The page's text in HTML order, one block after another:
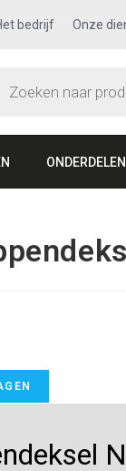
bedrijf Onze
ONDERDELEN